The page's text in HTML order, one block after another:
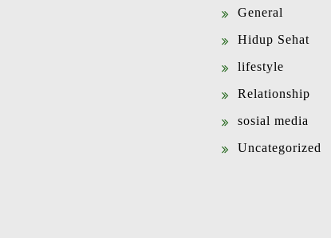
General
Hidup Sehat
lifestyle
Relationship
sosial media
Uncategorized